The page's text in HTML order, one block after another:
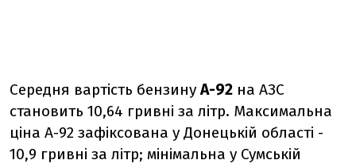
Середня вартість бензинуА-92 на АЗС
становить 10,64 гривні за літр. Максимальна
ціна А-92 зафіксована у Донецькій області -
10,9 гривні за літр; мінімальна у Сумській